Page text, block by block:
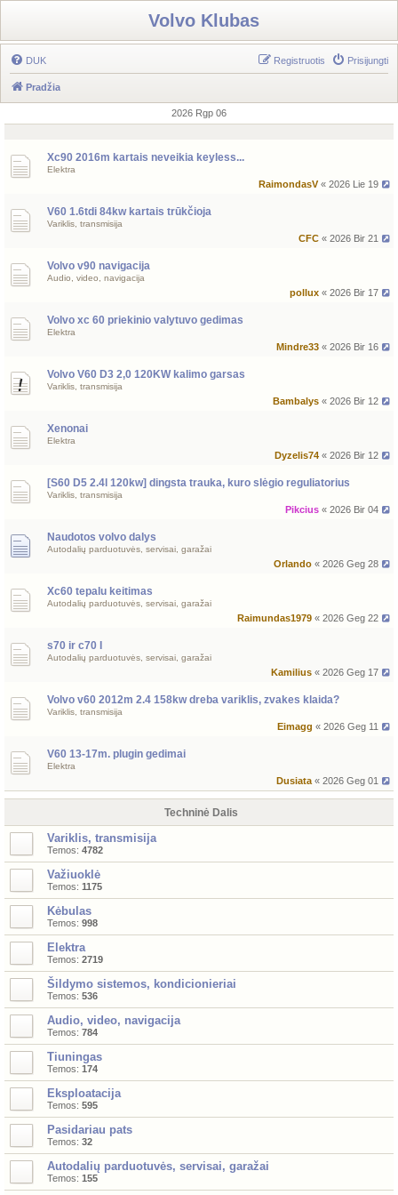
Volvo Klubas
DUK Prisijungti
Registruotis
Pradžia
2026 Rgp 06
Xc90 2016m kartais neveikia keyless...
Elektra
RaimondasV« 2026 Lie 19
V60 1.6tdi 84kw kartais trūkčioja
Variklis, transmisija
CFC « 2026 Bir 21
Volvo v90 navigacija
Audio, video, navigacija
pollux « 2026 Bir 17
Volvo xc 60 priekinio valytuvo gedimas
Elektra
Mindre33 « 2026 Bir 16
Volvo V60 D3 2,0 120KW kalimo garsas
Variklis, transmisija
Bambalys « 2026 Bir 12
Xenonai
Elektra
Dyzelis74 « 2026 Bir 12
[S60 D5 2.4l 120kw] dingsta trauka, kuro slėgio reguliatorius
Variklis, transmisija
Pikcius « 2026 Bir 04
Naudotos volvo dalys
Autodalių parduotuvės, servisai, garažai
Orlando « 2026 Geg 28
Xc60 tepalu keitimas
Autodalių parduotuvės, servisai, garažai
Raimundas1979 « 2026 Geg 22
s70 ir c70 I
Autodalių parduotuvės, servisai, garažai
Kamilius « 2026 Geg 17
Volvo v60 2012m 2.4 158kw dreba variklis, zvakes klaida?
Variklis, transmisija
Eimagg « 2026 Geg 11
V60 13-17m. plugin gedimai
Elektra
Dusiata « 2026 Geg 01
Techninė Dalis
Variklis, transmisija
Temos: 4782
Važiuoklė
Temos: 1175
Kėbulas
Temos: 998
Elektra
Temos: 2719
Šildymo sistemos, kondicionieriai
Temos: 536
Audio, video, navigacija
Temos: 784
Tiuningas
Temos: 174
Eksploatacija
Temos: 595
Pasidariau pats
Temos: 32
Autodalių parduotuvės, servisai, garažai
Temos: 155